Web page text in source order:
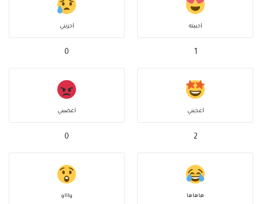
أحببته
1
أحزنني
0
أعجبني
2
أغضبني
0
هاهاها واااو